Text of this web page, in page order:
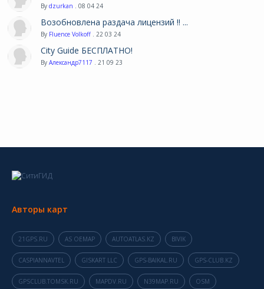
By dzurkan . 08 04 24
Возобновлена раздача лицензий !! ...
By Fluence Volkoff . 22 03 24
City Guide БЕСПЛАТНО!
By Александр7117 . 21 09 23
Авторы карт
21GPS.RU AS OEMAP AUTOATLAS.KZ BIVIK
CASPIANNAVTEL GISKART LLC GPS-BAIKAL.RU GPS-CLUB.KZ
GPSCLUB.TOMSK.RU MAPDV.RU N39MAP.RU OSM